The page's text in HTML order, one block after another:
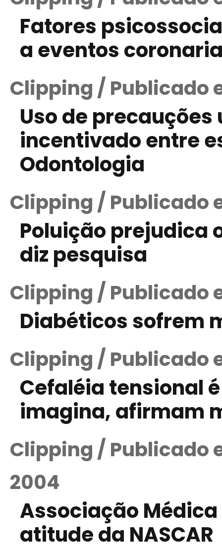
Fatores
a eventos
Clipping / Publicado
Uso de
incentivado entre
Odontologia
Clipping / Publicado
Poluição prejudica
diz pesquisa
Clipping / Publicado
Diabéticos sofrem
Clipping / Publicado
Cefaléia tensional
imagina, afirmam
Clipping / Publicado
2004
Associação
atitude da NASCAR